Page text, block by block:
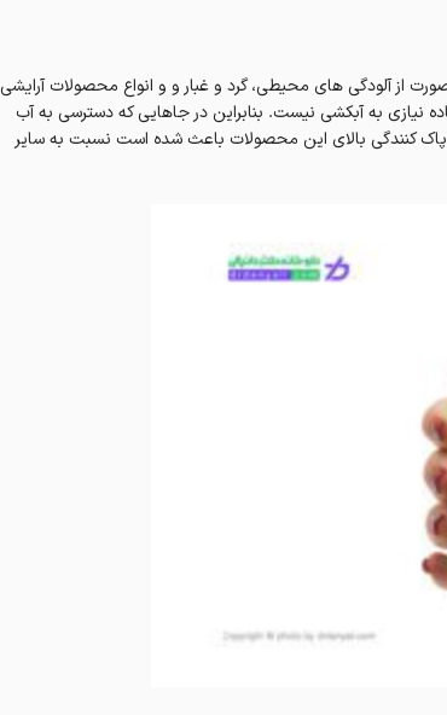
از آلودگی های محیطی، گرد و غبار و و انواع محصولات آرایشی
نیازی به آبکشی نیست. بنابراین در جاهایی که دسترسی به آب
پاک کنندگی بالای این محصولات باعث شده است نسبت به سایر